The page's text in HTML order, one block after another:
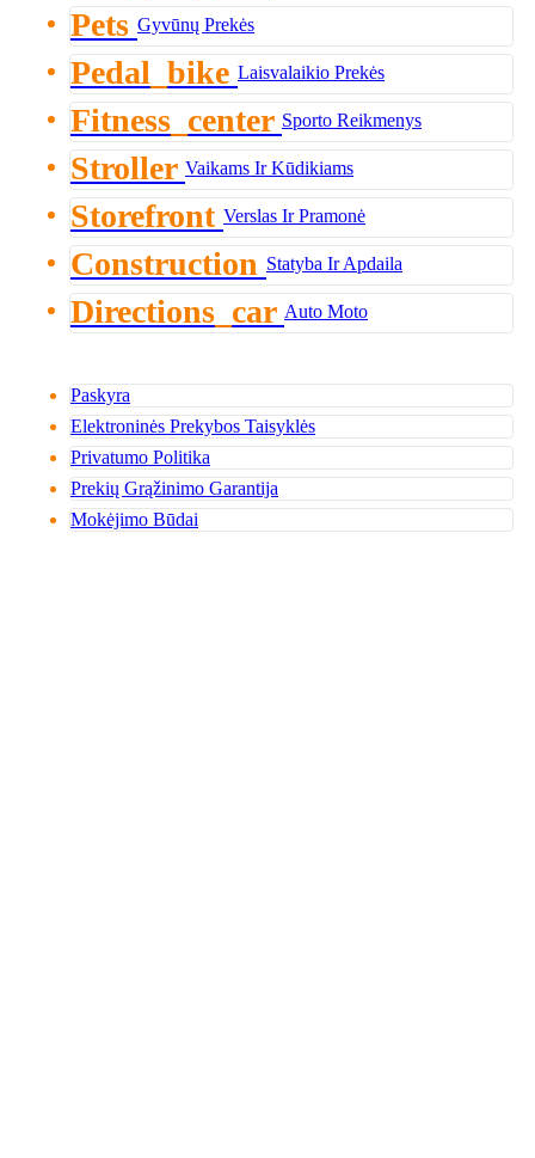
Pets Gyvūnų Prekės
Pedal_bike Laisvalaikio Prekės
Fitness_center Sporto Reikmenys
Stroller Vaikams Ir Kūdikiams
Storefront Verslas Ir Pramonė
Construction Statyba Ir Apdaila
Directions_car Auto Moto
Paskyra
Elektroninės Prekybos Taisyklės
Privatumo Politika
Prekių Grąžinimo Garantija
Mokėjimo Būdai